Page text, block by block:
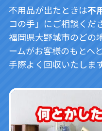
不用品が出たときは不
コの手」にご相談くだ
福岡県大野城市のどの
ームがお客様のもとへ
手際よく回収いたしま